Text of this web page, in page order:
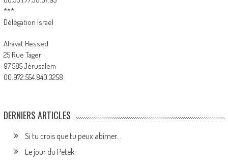
***
Délégation Israël
Ahavat Hessed
25 Rue Tager
97 585 Jérusalem
00.972.554.840.3258
DERNIERS ARTICLES
Si tu crois que tu peux abimer…
Le jour du Petek.